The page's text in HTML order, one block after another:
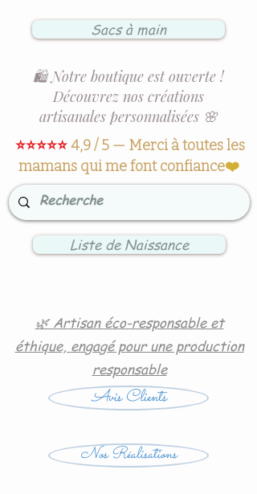
Sacs à main
🛍️ Notre boutique est ouverte !
Découvrez nos créations
artisanales personnalisées 🌸
⭐⭐⭐⭐⭐4,9 / 5 — Merci à toutes les
mamans qui me font confiance❤️
Liste de Naissance
🌿 Artisan éco-responsable et
éthique, engagé pour une production
responsable
Avis Clients
Nos Réalisations